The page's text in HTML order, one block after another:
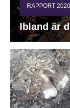
RAPPORT
Ibland är